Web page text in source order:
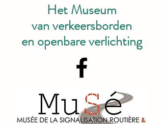
Het Museum
van verkeersborden
en openbare verlichting